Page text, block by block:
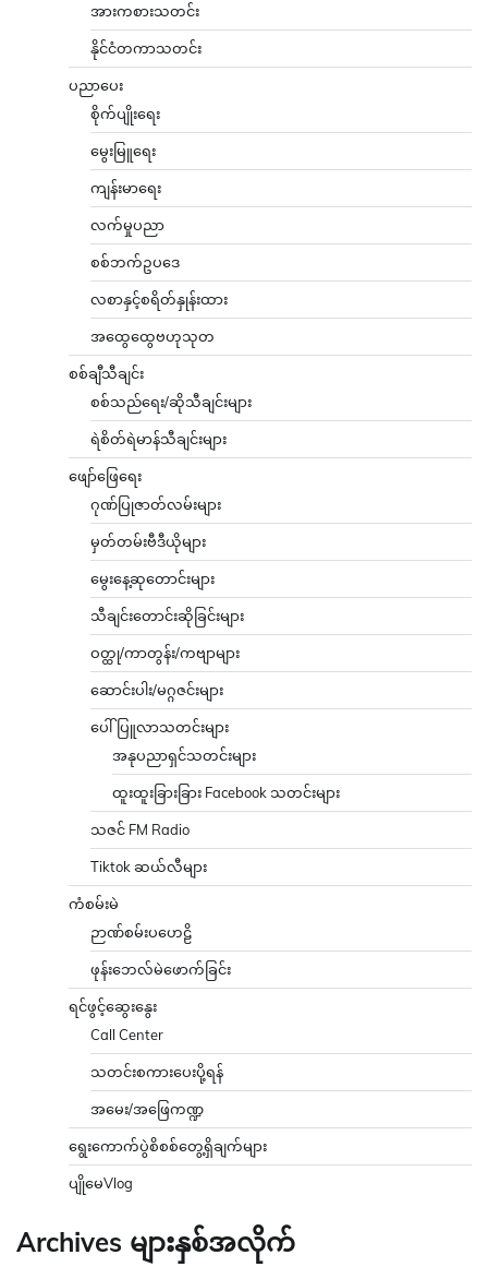
အားကစားသတင်း
နိုင်ငံတကာသတင်း
ပညာပေး
စိုက်ပျိုးရေး
မွေးမြူရေး
ကျန်းမာရေး
လက်မှုပညာ
စစ်ဘက်ဥပဒေ
လစာနှင့်စရိတ်နှုန်းထား
အထွေထွေဗဟုသုတ
စစ်ချီသီချင်း
စစ်သည်ရေး/ဆိုသီချင်းများ
ရဲစိတ်ရဲမာန်သီချင်းများ
ဖျော်ဖြေရေး
ဂုဏ်ပြုဇာတ်လမ်းများ
မှတ်တမ်းဗီဒီယိုများ
မွေးနေ့ဆုတောင်းများ
သီချင်းတောင်းဆိုခြင်းများ
ဝတ္ထု/ကာတွန်း/ကဗျာများ
ဆောင်းပါး/မဂ္ဂဇင်းများ
ပေါ်ပြူလာသတင်းများ
အနုပညာရှင်သတင်းများ
ထူးထူးခြားခြား Facebook သတင်းများ
သဇင် FM Radio
Tiktok ဆယ်လီများ
ကံစမ်းမဲ
ဉာဏ်စမ်းပဟေဠိ
ဖုန်းဘေလ်မဲဖောက်ခြင်း
ရင်ဖွင့်ဆွေးနွေး
Call Center
သတင်းစကားပေးပို့ရန်
အမေး/အဖြေကဏ္ဍ
ရွေးကောက်ပွဲစိစစ်တွေ့ရှိချက်များ
ပျိုမေVlog
Archives များနှစ်အလိုက်